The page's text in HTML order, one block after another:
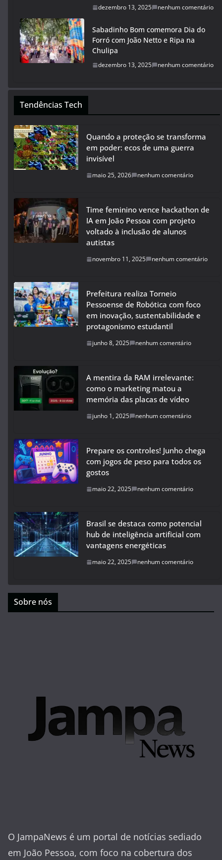
dezembro 13, 2025 nenhum comentário
Sabadinho Bom comemora Dia do
Forró com João Netto e Ripa na
Chulipa
dezembro 13, 2025 nenhum comentário
Tendências Tech
Quando a proteção se transforma
em poder: ecos de uma guerra
invisível
maio 25, 2026 nenhum comentário
Time feminino vence hackathon de
IA em João Pessoa com projeto
voltado à inclusão de alunos
autistas
novembro 11, 2025 nenhum comentário
Prefeitura realiza Torneio
Pessoense de Robótica com foco
em inovação, sustentabilidade e
protagonismo estudantil
junho 8, 2025 nenhum comentário
A mentira da RAM irrelevante:
como o marketing matou a
memória das placas de vídeo
junho 1, 2025 nenhum comentário
Prepare os controles! Junho chega
com jogos de peso para todos os
gostos
maio 22, 2025 nenhum comentário
Brasil se destaca como potencial
hub de inteligência artificial com
vantagens energéticas
maio 22, 2025 nenhum comentário
Sobre nós
O JampaNews é um portal de notícias sediado
em João Pessoa, com foco na cobertura dos